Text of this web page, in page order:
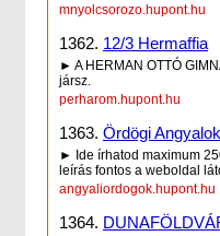
mnyolcsorozo.hupont.hu
1362. 12/3 Hermaffia
► A HERMAN OTTÓ
jársz.
perharom.hupont.hu
1363. Ördögi Angyalok
► Ide írhatod maximum
leírás fontos a weboldal
angyaliordogok.hupont.hu
1364.